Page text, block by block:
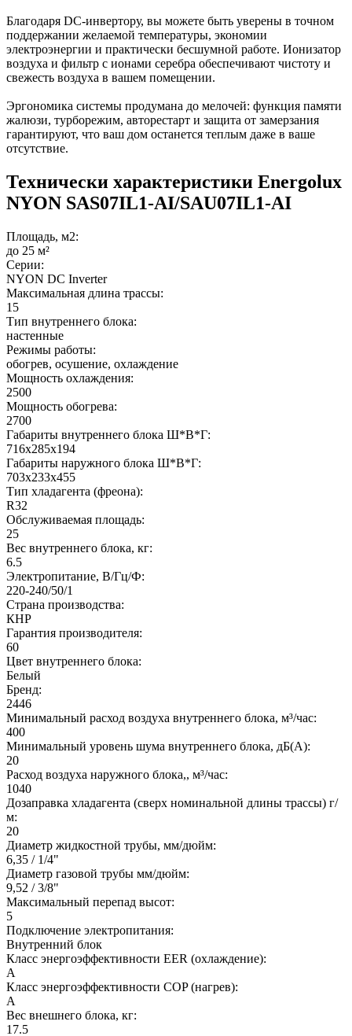
Благодаря DC-инвертору, вы можете быть уверены в точном
поддержании желаемой температуры, экономии
электроэнергии и практически бесшумной работе. Ионизатор
воздуха и фильтр с ионами серебра обеспечивают чистоту и
свежесть воздуха в вашем помещении.
Эргономика системы продумана до мелочей: функция памяти
жалюзи, турборежим, авторестарт и защита от замерзания
гарантируют, что ваш дом останется теплым даже в ваше
отсутствие.
Технически характеристики Energolux
NYON SAS07IL1-AI/SAU07IL1-AI
Площадь, м2:
до 25 м²
Серии:
NYON DC Inverter
Максимальная длина трассы:
15
Тип внутреннего блока:
настенные
Режимы работы:
обогрев, осушение, охлаждение
Мощность охлаждения:
2500
Мощность обогрева:
2700
Габариты внутреннего блока Ш*В*Г:
716x285x194
Габариты наружного блока Ш*В*Г:
703x233x455
Тип хладагента (фреона):
R32
Обслуживаемая площадь:
25
Вес внутреннего блока, кг:
6.5
Электропитание, В/Гц/Ф:
220-240/50/1
Страна производства:
КНР
Гарантия производителя:
60
Цвет внутреннего блока:
Белый
Бренд:
2446
Минимальный расход воздуха внутреннего блока, м³/час:
400
Минимальный уровень шума внутреннего блока, дБ(А):
20
Расход воздуха наружного блока,, м³/час:
1040
Дозаправка хладагента (сверх номинальной длины трассы) г/
м:
20
Диаметр жидкостной трубы, мм/дюйм:
6,35 / 1/4"
Диаметр газовой трубы мм/дюйм:
9,52 / 3/8"
Максимальный перепад высот:
5
Подключение электропитания:
Внутренний блок
Класс энергоэффективности EER (охлаждение):
A
Класс энергоэффективности COP (нагрев):
A
Вес внешнего блока, кг:
17.5